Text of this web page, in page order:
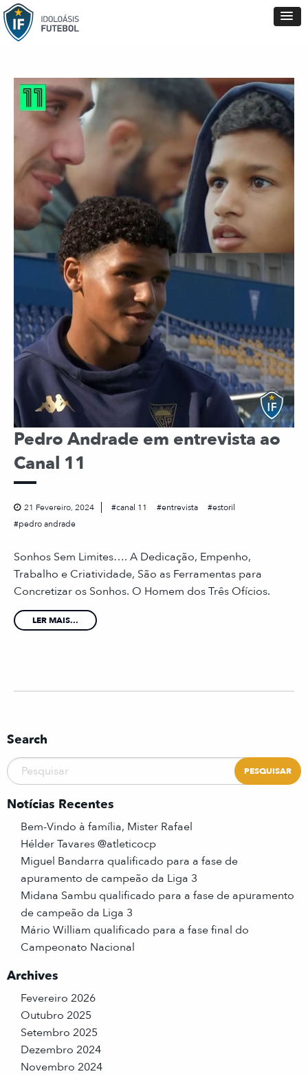
Pedro Andrade em entrevista ao
Canal 11
21 Fevereiro, 2024 canal 11 entrevista
estoril
pedro andrade
Sonhos Sem Limites…. A Dedicação, Empenho,
Trabalho e Criatividade, São as Ferramentas para
Concretizar os Sonhos. O Homem dos Três Ofícios.
LER MAIS...
Search
Notícias Recentes
Bem-Vindo à família, Mister Rafael
Hélder Tavares @atleticocp
Miguel Bandarra qualificado para a fase de
apuramento de campeão da Liga 3
Midana Sambu qualificado para a fase de apuramento
de campeão da Liga 3
Mário William qualificado para a fase final do
Campeonato Nacional
Archives
Fevereiro 2026
Outubro 2025
Setembro 2025
Dezembro 2024
Novembro 2024